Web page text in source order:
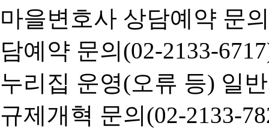
마을변호사 상담예약 문
담예약 문의(02-2133-
누리집 운영(오류 등) 일
규제개혁 문의(02-2133-